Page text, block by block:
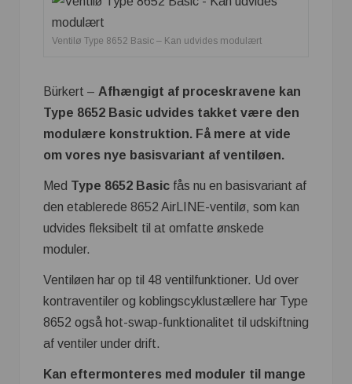
Ventilø Type 8652 Basic – Kan udvides modulært
Bürkert – Afhængigt af proceskravene kan
Type 8652 Basic udvides takket være den
modulære konstruktion. Få mere at vide
om vores nye basisvariant af ventiløen.
Med Type 8652 Basic fås nu en basisvariant af
den etablerede 8652 AirLINE-ventilø, som kan
udvides fleksibelt til at omfatte ønskede
moduler.
Ventiløen har op til 48 ventilfunktioner. Ud over
kontraventiler og koblingscyklustællere har Type
8652 også hot-swap-funktionalitet til udskiftning
af ventiler under drift.
Kan eftermonteres med moduler til mange